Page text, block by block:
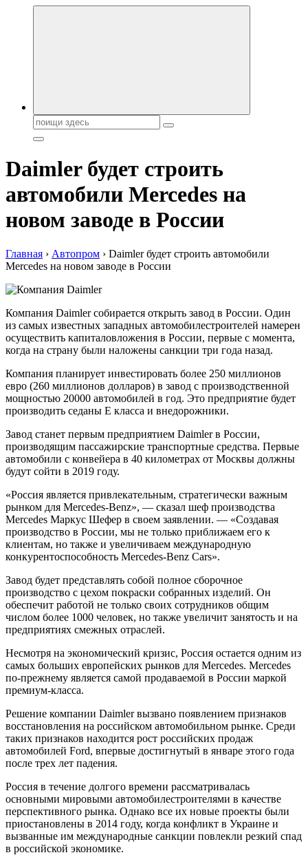
Справочник автомобилиста. Обзор новинок популярных
Поиск:
Daimler будет строить
автомобили Mercedes на
новом заводе в России
Главная › Автопром › Daimler будет строить автомобили
Mercedes на новом заводе в России
Компания Daimler собирается открыть завод в России. Один
из самых известных западных автомобилестроителей намерен
осуществить капиталовложения в России, первые с момента,
когда на страну были наложены санкции три года назад.
Компания планирует инвестировать более 250 миллионов
евро (260 миллионов долларов) в завод с производственной
мощностью 20000 автомобилей в год. Это предприятие будет
производить седаны E класса и внедорожники.
Завод станет первым предприятием Daimler в России,
производящим пассажирские транспортные средства. Первые
автомобили с конвейера в 40 километрах от Москвы должны
будут сойти в 2019 году.
«Россия является привлекательным, стратегически важным
рынком для Mercedes-Benz», — сказал шеф производства
Mercedes Маркус Шефер в своем заявлении. — «Создавая
производство в России, мы не только приближаем его к
клиентам, но также и увеличиваем международную
конкурентоспособность Mercedes-Benz Cars».
Завод будет представлять собой полное сборочное
производство с цехом покраски собранных изделий. Он
обеспечит работой не только своих сотрудников общим
числом более 1000 человек, но также увеличит занятость и на
предприятиях смежных отраслей.
Несмотря на экономический кризис, Россия остается одним из
самых больших европейских рынков для Mercedes. Mercedes
по-прежнему является самой продаваемой в России маркой
премиум-класса.
Решение компании Daimler вызвано появлением признаков
восстановления на российском автомобильном рынке. Среди
таких признаков находится рост российских продаж
автомобилей Ford, впервые достигнутый в январе этого года
после трех лет падения.
Россия в течение долгого времени рассматривалась
основными мировыми автомобилестроителями в качестве
перспективного рынка. Однако все их новые проекты были
приостановлены в 2014 году, когда конфликт в Украине и
вызванные им международные санкции повлекли резкий спад
в российской экономике.